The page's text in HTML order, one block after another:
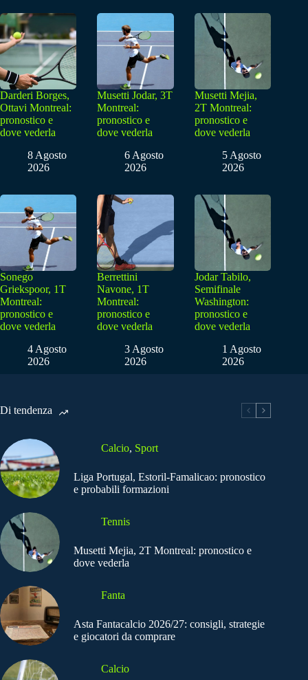
Darderi Borges,
Ottavi Montreal:
pronostico e
dove vederla
8 Agosto
2026
Musetti Jodar, 3T
Montreal:
pronostico e
dove vederla
6 Agosto
2026
Musetti Mejia,
2T Montreal:
pronostico e
dove vederla
5 Agosto
2026
Sonego
Griekspoor, 1T
Montreal:
pronostico e
dove vederla
4 Agosto
2026
Berrettini
Navone, 1T
Montreal:
pronostico e
dove vederla
3 Agosto
2026
Jodar Tabilo,
Semifinale
Washington:
pronostico e
dove vederla
1 Agosto
2026
Di tendenza
Calcio, Sport
Liga Portugal, Estoril-Famalicao: pronostico
e probabili formazioni
Tennis
Musetti Mejia, 2T Montreal: pronostico e
dove vederla
Fanta
Asta Fantacalcio 2026/27: consigli, strategie
e giocatori da comprare
Calcio